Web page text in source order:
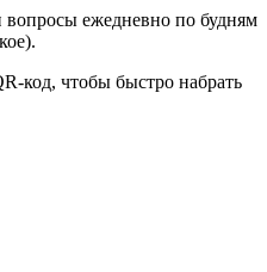
вопросы ежедневно по будням
код, чтобы быстро набрать